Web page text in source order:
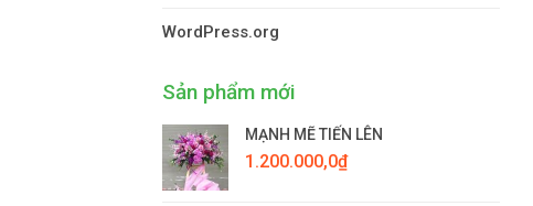
WordPress.org
Sản phẩm mới
MẠNH MẼ TIẾN LÊN
1.200.000,0₫